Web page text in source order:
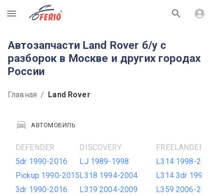
R
Автозапчасти Land Rover б/у с
разборок в Москве и других городах
России
Главная / Land Rover
АВТОМОБИЛЬ
DEFENDER
5dr 1990-2016
Pickup 1990-2015
3dr 1990-2016
DISCOVERY
LJ 1989-1998
L318 1994-2004
L319 2004-2009
FREELANDER
L314 1998-2006
L314 3dr 1998-
L359 2006-2010